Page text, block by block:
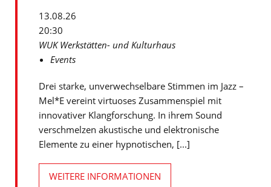
13.08.26
20:30
WUK Werkstätten- und Kulturhaus
Events
Drei starke, unverwechselbare Stimmen im Jazz –
Mel*E vereint virtuoses Zusammenspiel mit
innovativer Klangforschung. In ihrem Sound
verschmelzen akustische und elektronische
Elemente zu einer hypnotischen, [...]
WEITERE INFORMATIONEN